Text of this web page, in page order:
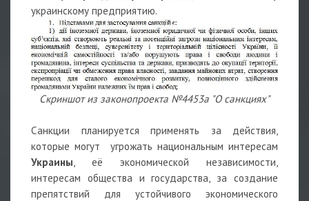
украинскому предприятию.
Скриншот из законопроекта №4453а "О санкциях"
Санкции планируется применять за действия,
которые могут угрожать национальным интересам
Украины , её экономической независимости,
интересам общества и государства, за создание
препятствий для устойчивого экономического